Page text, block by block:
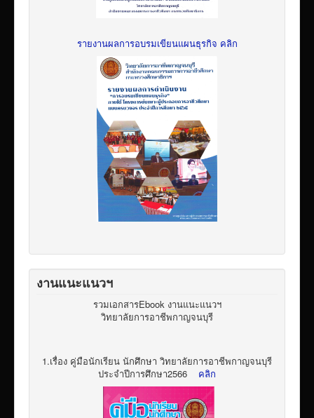
รายงานผลการอบรมเขียนแผนธุรกิจ คลิก
งานแนะแนวฯ
รวมเอกสารEbook งานแนะแนวฯ
วิทยาลัยการอาชีพกาญจนบุรี
1.เรื่อง คู่มือนักเรียน นักศึกษา วิทยาลัยการอาชีพกาญจนบุรี
ประจำปีการศึกษา2566
คลิก